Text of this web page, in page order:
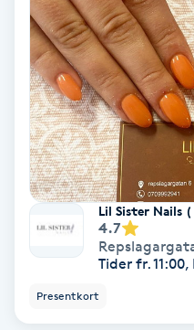
Katun fransar
Kemisk peeling
Keratinbehandling
Kinesiologi
Lil Sister Nails
4.7
Tider fr. 11:00,
Presentkort